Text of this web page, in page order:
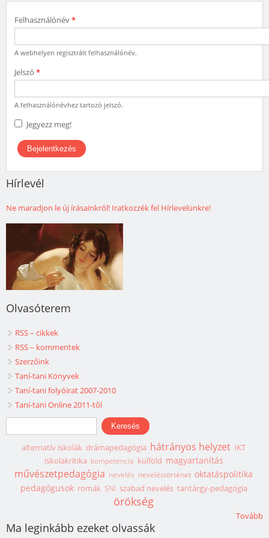
Felhasználónév*
A webhelyen regisztrált felhasználónév.
Jelszó *
A felhasználónévhez tartozó jelszó.
Jegyezz meg!
Hírlevél
Ne maradjon le új írásainkról! Iratkozzék fel Hírlevelünkre!
Olvasóterem
RSS – cikkek
RSS – kommentek
Szerzőink
Taní-tani Könyvek
Taní-tani folyóirat 2007-2010
Taní-tani Online 2011-től
Keresés űrlap
Keresés
alternatív iskolák drámapedagógia hátrányos helyzet IKT
iskolakritika kompetencia külföld magyartanítás
művészetpedagógia nevelés neveléstörténet oktatáspolitika
pedagógusok romák SNI szabad nevelés tantárgy-pedagógia
örökség
Tovább
Ma leginkább ezeket olvassák